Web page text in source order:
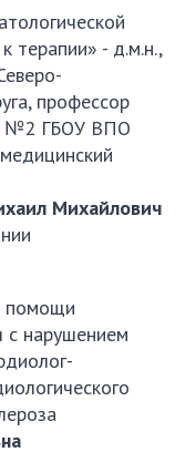
терапии» - д.м.н.,
профессор
№2 ГБОУ ВПО
Михайлович
помощи
с нарушением